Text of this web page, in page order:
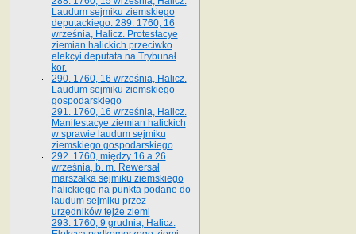
Laudum sejmiku ziemskiego
deputackiego. 289. 1760, 16
września, Halicz. Protestacye
ziemian halickich przeciwko
elekcyi deputata na Trybunał
kor.
290. 1760, 16 września, Halicz.
Laudum sejmiku ziemskiego
gospodarskiego
291. 1760, 16 września, Halicz.
Manifestacye ziemian halickich
w sprawie laudum sejmiku
ziemskiego gospodarskiego
292. 1760, między 16 a 26
września, b. m. Rewersał
marszałka sejmiku ziemskiego
halickiego na punkta podane do
laudum sejmiku przez
urzędników tejże ziemi
293. 1760, 9 grudnia, Halicz.